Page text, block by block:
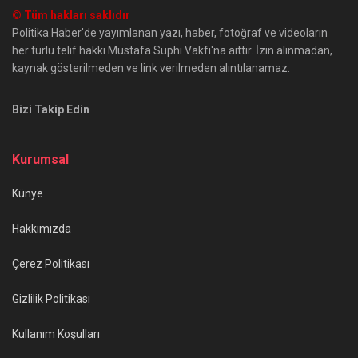
© Tüm hakları saklıdır
Politika Haber'de yayımlanan yazı, haber, fotoğraf ve videoların
her türlü telif hakkı Mustafa Suphi Vakfı'na aittir. İzin alınmadan,
kaynak gösterilmeden ve link verilmeden alıntılanamaz.
Bizi Takip Edin
Kurumsal
Künye
Hakkımızda
Çerez Politikası
Gizlilik Politikası
Kullanım Koşulları